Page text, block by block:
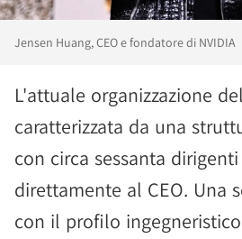
Jensen Huang, CEO e fondatore di NVIDIA
L'attuale organizzazione
caratterizzata da una
con circa sessanta
direttamente al CEO. Una
con il profilo